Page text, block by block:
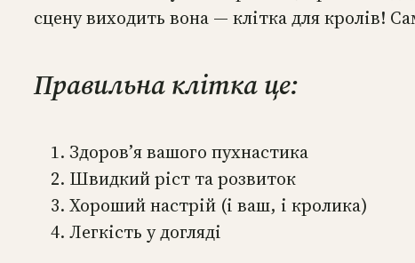
сцену виходить вона — клітка для кролів!
Правильна клітка це:
Здоров’я вашого пухнастика
Швидкий ріст та розвиток
Хороший настрій (і ваш, і кролика)
Легкість у догляді